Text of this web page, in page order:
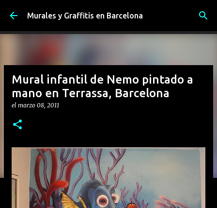
Ir al contenido principal
Murales y Graffitis en Barcelona
Mural infantil de Nemo pintado a
mano en Terrassa, Barcelona
el marzo 08, 2011